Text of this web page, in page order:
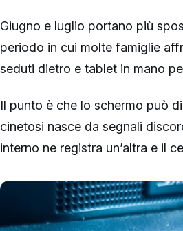
Giugno e luglio portano più
periodo in cui molte famiglie
seduti dietro e tablet in mano
Il punto è che lo schermo può
cinetosi nasce da segnali
interno ne registra un’altra e il